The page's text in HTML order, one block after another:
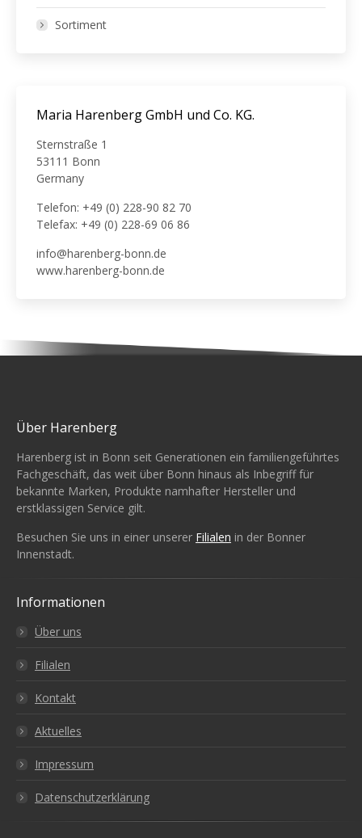
Sortiment
Maria Harenberg GmbH und Co. KG.
Sternstraße 1
53111 Bonn
Germany
Telefon: +49 (0) 228-90 82 70
Telefax: +49 (0) 228-69 06 86
info@harenberg-bonn.de
www.harenberg-bonn.de
Über Harenberg
Harenberg ist in Bonn seit Generationen ein familiengeführtes
Fachgeschäft, das weit über Bonn hinaus als Inbegriff für
bekannte Marken, Produkte namhafter Hersteller und
erstklassigen Service gilt.
Besuchen Sie uns in einer unserer Filialen in der Bonner
Innenstadt.
Informationen
Über uns
Filialen
Kontakt
Aktuelles
Impressum
Datenschutzerklärung